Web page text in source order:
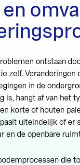
ontstaan
zelf. Veranderingen
in de
is, hangt af van het
korte of houten
uiteindelijk of er
en de openbare
die